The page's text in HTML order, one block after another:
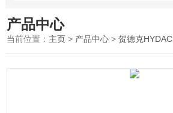
产品中心
当前位置： 主页 > 产品中心 >贺德克HYDAC